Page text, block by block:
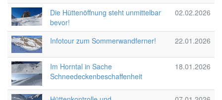
Die Hüttenöffnung steht unmittelbar
bevor!
02.02.2026
Infotour zum Sommerwandferner! 22.01.2026
Im Horntal in Sache
Schneedeckenbeschaffenheit
18.01.2026